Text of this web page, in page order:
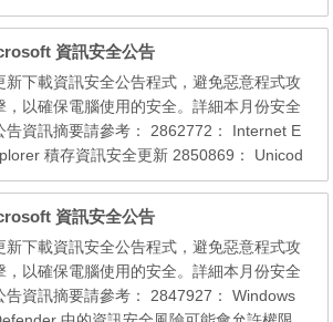
中的資訊安全風險可能會允許阻斷服
務 (DoS) 2825621： FrontPage 中的資訊安
風險可能會允許資訊洩漏 2872339： Wind
服務控制管理員中的資訊安全風險可能會
許權限提高 2876315： 核心模式驅動程式
的資訊安全風險可...
資訊安全公告
新下載資訊安全公告程式，避免惡意程式攻
，以確保電腦使用的安全。詳細本月份安全
告資訊摘要請參考： 2862772： Internet E
積存資訊安全更新 2850869： Unicod
指令碼處理器中的資訊安全風險可能允許遠
端執行程式碼 2876063： Microsoft Exchang
Server 中的資訊安全風險可能會允許遠端執
程式碼 2849470： 遠端程序呼叫中的資訊
全風險可能允許權限提高 2859537： Wind
核心中...
資訊安全公告
新下載資訊安全公告程式，避免惡意程式攻
，以確保電腦使用的安全。詳細本月份安全
告資訊摘要請參考： 2847927： Windows